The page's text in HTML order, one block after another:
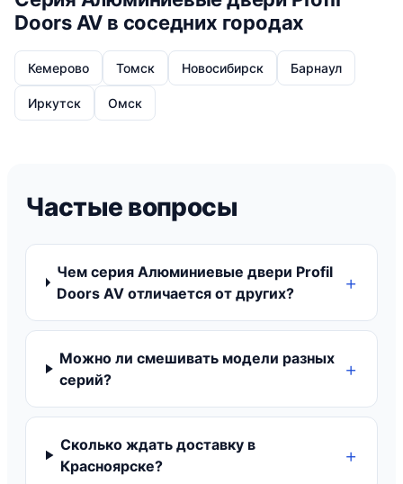
Doors AV в соседних городах
Кемерово Томск Новосибирск Барнаул
Иркутск Омск
Частые вопросы
Чем серия Алюминиевые двери Profil
Doors AV отличается от других?
Можно ли смешивать модели разных
серий?
Сколько ждать доставку в
Красноярске?